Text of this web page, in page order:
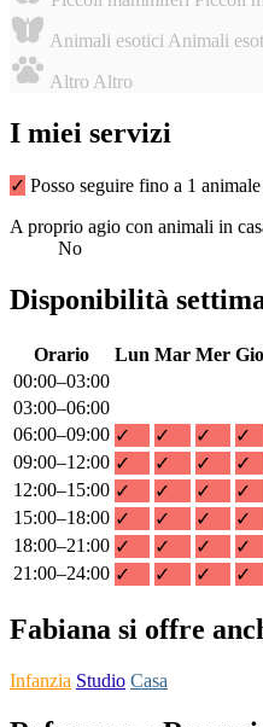
Animali esotici Animali
Altro Altro
I miei servizi
✓ Posso seguire fino a 1
A proprio agio con animali in
No
Disponibilità
Orario Lun Mar Mer Gio
00:00–03:00
03:00–06:00
06:00–09:00 ✓ ✓ ✓ ✓
09:00–12:00 ✓ ✓ ✓ ✓
12:00–15:00 ✓ ✓ ✓ ✓
15:00–18:00 ✓ ✓ ✓
✓
18:00–21:00 ✓ ✓ ✓ ✓
21:00–24:00 ✓ ✓ ✓ ✓
Fabiana si offre
Infanzia Studio Casa